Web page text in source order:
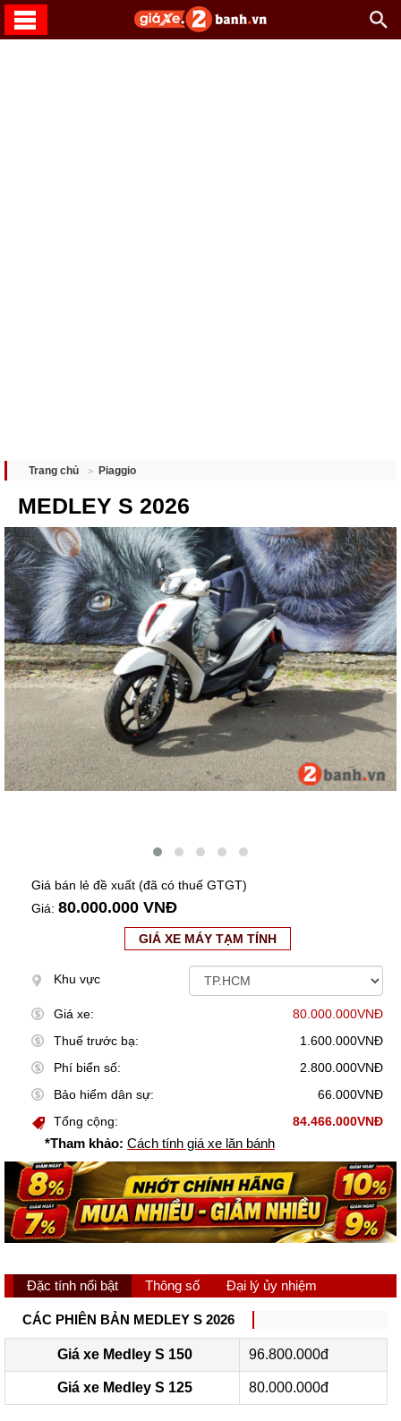
Trang chủ Piaggio
MEDLEY S 2026
Giá bán lẻ đề xuất (đã có thuế GTGT)
Giá: 80.000.000 VNĐ
GIÁ XE MÁY TẠM TÍNH
Khu vực
Giá xe:
80.000.000VNĐ
Thuế trước bạ:
1.600.000VNĐ
Phí biển số:
2.800.000VNĐ
Bảo hiểm dân sự:
66.000VNĐ
Tổng cộng:
84.466.000VNĐ
*Tham khảo: Cách tính giá xe lăn bánh
Đặc tính nổi bật Thông số Đại lý ủy nhiệm
CÁC PHIÊN BẢN MEDLEY S 2026
Giá xe Medley S 150 96.800.000đ
Giá xe Medley S 125 80.000.000đ